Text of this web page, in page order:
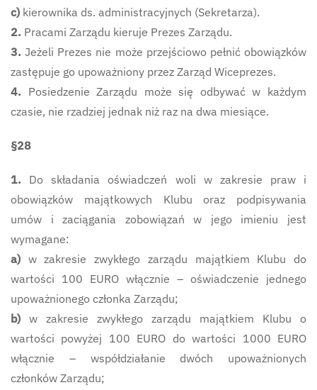
c) kierownika ds. administracyjnych (Sekretarza).
2. Pracami Zarządu kieruje Prezes Zarządu.
3. Jeżeli Prezes nie może przejściowo pełnić obowiązków
zastępuje go upoważniony przez Zarząd Wiceprezes.
4. Posiedzenie Zarządu może się odbywać w każdym
czasie, nie rzadziej jednak niż raz na dwa miesiące.
§28
1.
Do składania oświadczeń woli w zakresie praw i
obowiązków majątkowych Klubu oraz podpisywania
umów i zaciągania zobowiązań w jego imieniu jest
wymagane:
a) w zakresie zwykłego zarządu majątkiem Klubu do
wartości 100 EURO włącznie – oświadczenie jednego
upoważnionego członka Zarządu;
b) w zakresie zwykłego zarządu majątkiem Klubu o
wartości powyżej 100 EURO do wartości 1000 EURO
włącznie – współdziałanie dwóch upoważnionych
członków Zarządu;